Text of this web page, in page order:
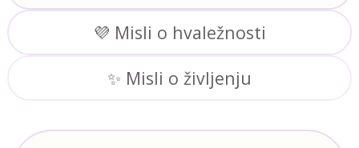
💜 Misli o hvaležnosti
✨ Misli o življenju